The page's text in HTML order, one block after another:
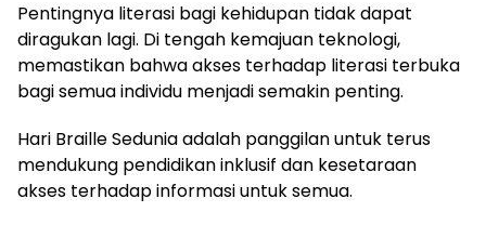
Pentingnya literasi bagi kehidupan tidak dapat
diragukan lagi. Di tengah kemajuan teknologi,
memastikan bahwa akses terhadap literasi terbuka
bagi semua individu menjadi semakin penting.
Hari Braille Sedunia adalah panggilan untuk terus
mendukung pendidikan inklusif dan kesetaraan
akses terhadap informasi untuk semua.